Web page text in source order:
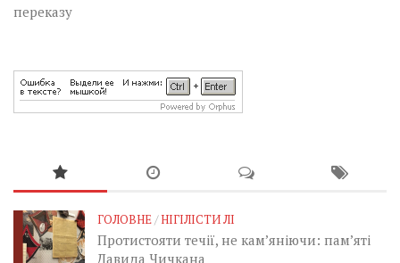
переказу
ГОЛОВНЕ /НІГІЛІСТИ ЛІ
Протистояти течії, не кам’яніючи: пам’яті
Давида Чичкана